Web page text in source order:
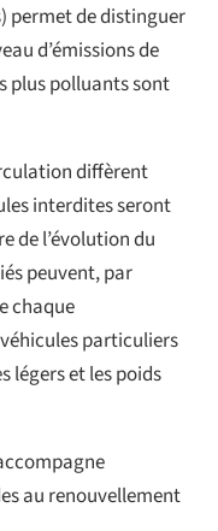
permet de distinguer
d’émissions de
plus polluants sont
diffèrent
interdites seront
de l’évolution du
peuvent, par
chaque
particuliers
légers et les poids
au renouvellement